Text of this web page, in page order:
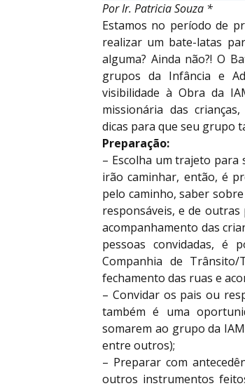
Por Ir. Patricia Souza *
Estamos no período de
realizar um bate-latas
alguma? Ainda não?! O
grupos da Infância e
visibilidade à Obra da
missionária das
dicas para que seu grupo
Preparação:
– Escolha um trajeto para
irão caminhar, então, é
pelo caminho, saber
responsáveis, e de
acompanhamento das
pessoas convidadas, é
Companhia de
fechamento das ruas e
– Convidar os pais ou
também é uma
somarem ao grupo da
entre outros);
– Preparar com
outros instrumentos